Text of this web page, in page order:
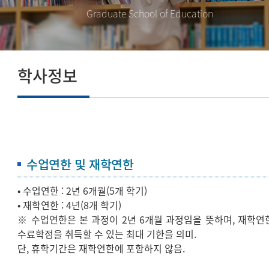
Graduate School of Education
학사정보
수업연한 및 재학연한
• 수업연한 : 2년 6개월(5개 학기)
• 재학연한 : 4년(8개 학기)
※ 수업연한은 본 과정이 2년 6개월 과정임을 뜻하며, 재학연
수료학점을 취득할 수 있는 최대 기한을 의미.
단, 휴학기간은 재학연한에 포함하지 않음.